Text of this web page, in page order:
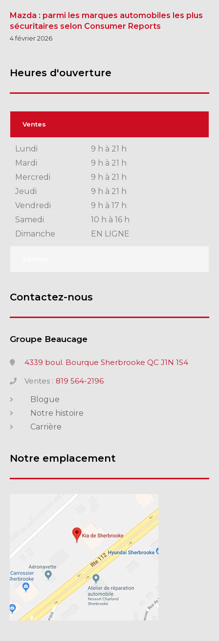
Mazda : parmi les marques automobiles les plus
sécuritaires selon Consumer Reports
4 février 2026
Heures d'ouverture
Ventes
Lundi
9 h à 21 h
Mardi
9 h à 21 h
Mercredi
9 h à 21 h
Jeudi
9 h à 21 h
Vendredi
9 h à 17 h
Samedi
10 h à 16 h
Dimanche
EN LIGNE
Contactez-nous
Groupe Beaucage
4339 boul. Bourque Sherbrooke QC J1N 1S4
Ventes : 819 564-2196
Blogue
Notre histoire
Carrière
Notre emplacement